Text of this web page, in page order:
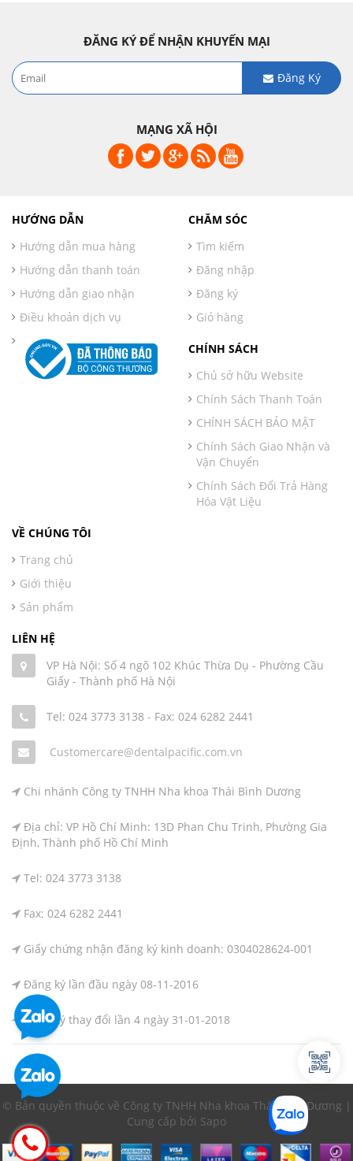
ĐĂNG KÝ ĐỂ NHẬN KHUYẾN MẠI
Đăng Ký
MẠNG XÃ HỘI
HƯỚNG DẪN
Hướng dẫn mua hàng
Hướng dẫn thanh toán
Hướng dẫn giao nhận
Điều khoản dịch vụ
CHĂM SÓC
Tìm kiếm
Đăng nhập
Đăng ký
Giỏ hàng
CHÍNH SÁCH
Chủ sở hữu Website
Chính Sách Thanh Toán
CHÍNH SÁCH BẢO MẬT
Chính Sách Giao Nhận và
Vận Chuyển
Chính Sách Đổi Trả Hàng
Hóa Vật Liệu
VỀ CHÚNG TÔI
Trang chủ
Giới thiệu
Sản phẩm
LIÊN HỆ
VP Hà Nội: Số 4 ngõ 102 Khúc Thừa Dụ - Phường Cầu
Giấy - Thành phố Hà Nội
Tel: 024 3773 3138 - Fax: 024 6282 2441
Customercare@dentalpacific.com.vn
Chi nhánh Công ty TNHH Nha khoa Thái Bình Dương
Địa chỉ: VP Hồ Chí Minh: 13D Phan Chu Trinh, Phường Gia
Định, Thành phố Hồ Chí Minh
Tel: 024 3773 3138
Fax: 024 6282 2441
Giấy chứng nhận đăng ký kinh doanh: 0304028624-001
Đăng ký lần đầu ngày 08-11-2016
Đăng ký thay đổi lần 4 ngày 31-01-2018
© Bản quyền thuộc về Công ty TNHH Nha khoa Thái Bình Dương |
Cung cấp bởi Sapo